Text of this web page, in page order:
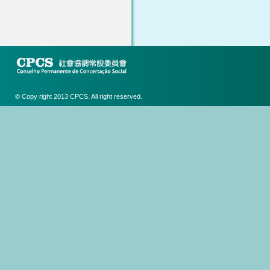
© Copy right 2013 CPCS. All right reserved.